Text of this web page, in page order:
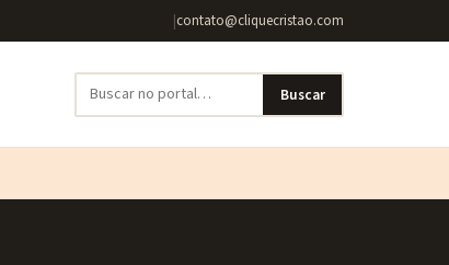
|contato@cliquecristao.com
Buscar